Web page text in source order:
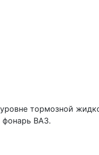
тормозной
фонарь ВАЗ.